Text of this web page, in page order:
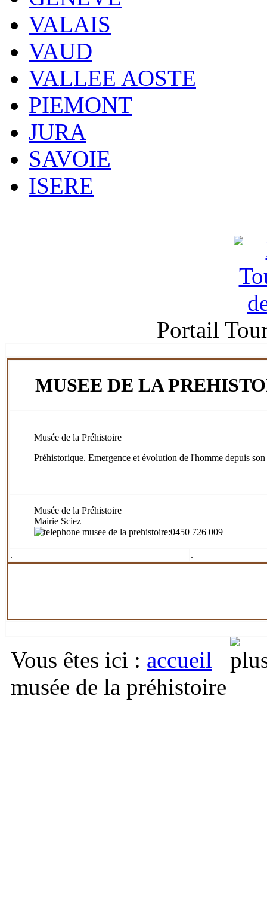
VALAIS
VAUD
VALLEE AOSTE
PIEMONT
JURA
SAVOIE
ISERE
Portail
MUSEE DE LA
Musée de la Préhistoire
Préhistorique. Emergence et évolution de l'homme depuis
Musée de la Préhistoire
Mairie Sciez
:0450 726 009
. .
Vous êtes ici : accueil
musée de la préhistoire